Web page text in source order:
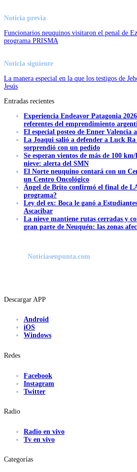
Noticia previa
Funcionarios neuquinos visitaron el penal de
programa PRISMA
Noticia siguiente
La manera especial en la que los testigos de
Jesús
Entradas recientes
Experiencia Endeavor Patagonia
referentes del emprendimiento
El especial posteo de Enner Valencia
La Joaqui salió a defender a Luck
sorprendió con un pedido
Se esperan vientos de más de 100
nieve: alerta del SMN
El Norte neuquino contará con un
un Centro Oncológico
Ángel de Brito confirmó el final de
programa?
Ley del ex: Boca le ganó a
Ascacibar
La nieve mantiene rutas cerradas y
gran parte de Neuquén: las zonas
Noticiasenpunta.com
Descargar APP
Android
iOS
Windows
Redes
Facebook
Instagram
Twitter
Radio
Radio en vivo
Tv en vivo
Categorías